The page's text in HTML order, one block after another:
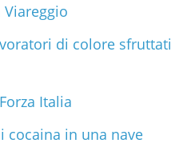
di colore sfruttati
Italia
cocaina in una nave